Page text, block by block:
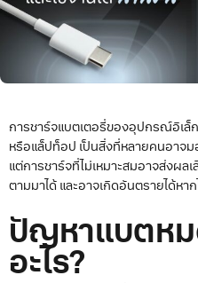
การชาร์จแบตเตอรี่ของอุปกรณ์อิเล็
หรือแล็ปท็อป เป็นสิ่งที่หลายคนอาจม
แต่การชาร์จที่ไม่เหมาะสมอาจส่งผล
ตามมาได้ และอาจเกิดอันตรายได้ห
ปัญหาแบตหม
อะไร?